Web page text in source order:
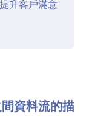
升客戶滿意
資料流的描